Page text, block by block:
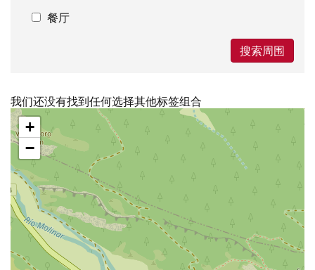
餐厅
搜索周围
我们还没有找到任何选择其他标签组合
跳
过
地
图
+
−